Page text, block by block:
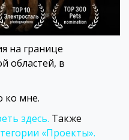
на границе
областей, в
ко мне.
здесь. Также
«Проекты».